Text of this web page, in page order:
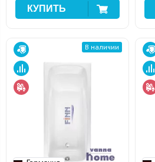
В наличии